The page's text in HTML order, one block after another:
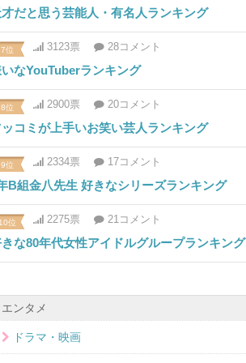
だと思う芸能人・有名人ランキング
7位 3123票 28コメント
なYouTuberランキング
8位 2900票 20コメント
コミが上手いお笑い芸人ランキング
9位 2334票 17コメント
B組金八先生 好きなシリーズランキング
位 2275票 21コメント
な80年代女性アイドルグループランキング
エンタメ
ドラマ・映画